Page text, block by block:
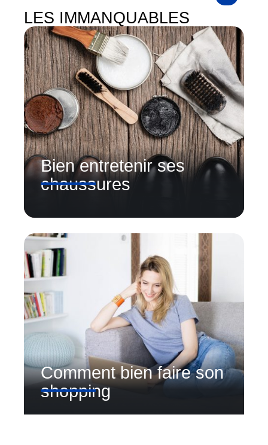
LES IMMANQUABLES
Bien entretenir ses
chaussures
Comment bien faire son
shopping